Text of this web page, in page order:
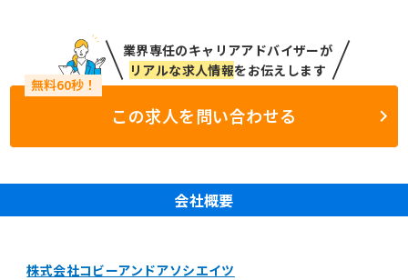
業界専任のキャリアアドバイザーが
リアルな求人情報をお伝えします
この求人を問い合わせる
会社概要
株式会社コビーアンドアソシエイツ